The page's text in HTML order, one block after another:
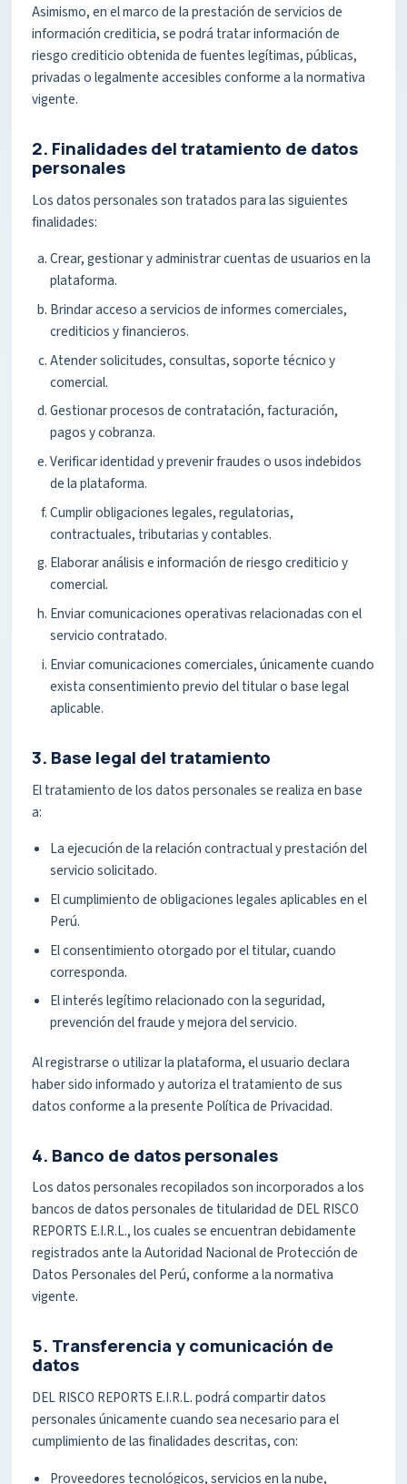
Asimismo, en el marco de la prestación de servicios de
información crediticia, se podrá tratar información de
riesgo crediticio obtenida de fuentes legítimas, públicas,
privadas o legalmente accesibles conforme a la normativa
vigente.
2. Finalidades del tratamiento de datos
personales
Los datos personales son tratados para las siguientes
finalidades:
Crear, gestionar y administrar cuentas de usuarios en la
plataforma.
Brindar acceso a servicios de informes comerciales,
crediticios y financieros.
Atender solicitudes, consultas, soporte técnico y
comercial.
Gestionar procesos de contratación, facturación,
pagos y cobranza.
Verificar identidad y prevenir fraudes o usos indebidos
de la plataforma.
Cumplir obligaciones legales, regulatorias,
contractuales, tributarias y contables.
Elaborar análisis e información de riesgo crediticio y
comercial.
Enviar comunicaciones operativas relacionadas con el
servicio contratado.
Enviar comunicaciones comerciales, únicamente cuando
exista consentimiento previo del titular o base legal
aplicable.
3. Base legal del tratamiento
El tratamiento de los datos personales se realiza en base
a:
La ejecución de la relación contractual y prestación del
servicio solicitado.
El cumplimiento de obligaciones legales aplicables en el
Perú.
El consentimiento otorgado por el titular, cuando
corresponda.
El interés legítimo relacionado con la seguridad,
prevención del fraude y mejora del servicio.
Al registrarse o utilizar la plataforma, el usuario declara
haber sido informado y autoriza el tratamiento de sus
datos conforme a la presente Política de Privacidad.
4. Banco de datos personales
Los datos personales recopilados son incorporados a los
bancos de datos personales de titularidad de DEL RISCO
REPORTS E.I.R.L., los cuales se encuentran debidamente
registrados ante la Autoridad Nacional de Protección de
Datos Personales del Perú, conforme a la normativa
vigente.
5. Transferencia y comunicación de
datos
DEL RISCO REPORTS E.I.R.L. podrá compartir datos
personales únicamente cuando sea necesario para el
cumplimiento de las finalidades descritas, con:
Proveedores tecnológicos, servicios en la nube,